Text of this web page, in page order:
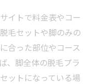
ケジュール計画術
表で解説
ルの立て方
安
イトで料金表やコー
毛セットや脚のみの
合った部位やコース
、脚全体の脱毛プラ
ットになっている場